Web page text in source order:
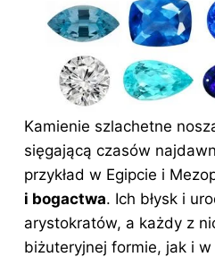
Kamienie szlachetne
sięgającą czasów
przykład w Egipcie i
i bogactwa. Ich błysk i
arystokratów, a każdy z
biżuteryjnej formie, jak i